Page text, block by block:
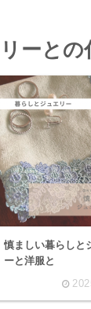
ーとの
慎ましい暮らしと
ーと洋服と